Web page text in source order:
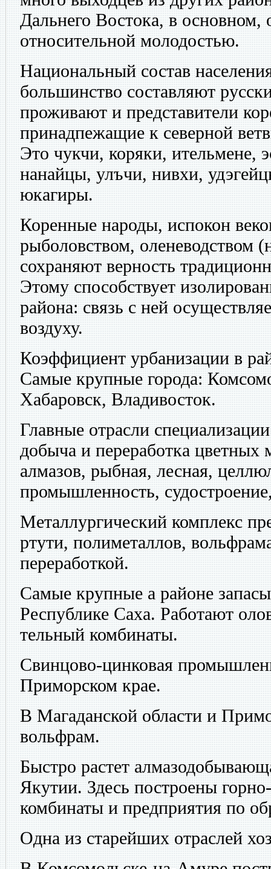
Дальнего Востока, в основном,
относительной молодостью.
Национальный состав
большинство составляют
проживают и представители
принадпежащие к северной
Это чукчи, коряки, ительмене,
нанайцы, улъчи, нивхи,
юкагиры.
Коренные народы, испокон
рыболовством, оленеводством
сохраняют верность
Этому способствует
района: связь с ней
воздуху.
Коэффициент урбанизации в
Самые крупные города:
Хабаровск, Владивосток.
Главные отрасли
добыча и переработка цветных
алмазов, рыбная, лесная,
промышленность,
Металлургический комплекс
ртути, полиметаллов,
переработкой.
Самые крупные а районе
Республике Саха. Работают
тельный комбинаты.
Свинцово-цинковая
Приморском крае.
В Магаданской области и
вольфрам.
Быстро растет
Якутии. Здесь построены
комбинаты и предприятия по
Одна из старейших отраслей